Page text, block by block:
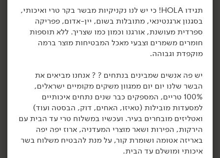
יח׳ מארז
79.00
₪
נקניקיות מרגז קפואות
(מארז 12 יח')
570 גרם
7.90 ₪ ל-100 גרם
הוספה לסל
פסטרמה הודו בדבש פרוס -
'Delicatesse'
150 גרם
16.60 ₪ ל-100 גרם
הוספה לסל
תגידו HOLA! כי יש לנו נקניקיות מבשר בקר טרי ואיכותי,
בסגנון ארגנטינאי, מתובלות בשום, יין-אדום, פפריקה
ספרדית מעושנת, אורגנו וכמון כמו שצריך. ללא תוספות
חומרים משמרים וצבעי מאכל המבטיחות מוצר ברמה
מוקפדת וגבוהה.
יש פה אנשים שמבינים בנתחים ? ? אנחנו מביאים את
הבשר שלנו יום יום ממגוון משקים מקומיים ישראלים,
100% טריים, המספקים כבר שנים נתחים איכותיים
למסעדות מובילות (טאיזו, האחים, דוק, הבסטה ועוד)
ואטליזים מובחרים בעיר. ועכשיו במשלוח טרי עד הבית עם
הירקות, הפירות ושאר מוצרי המעדניה, ארוז יפה יפה
באריזה אטומה ושומרת קור, על מנת להבטיח משלוח בשר
איכותי ומושלם עד הבית.